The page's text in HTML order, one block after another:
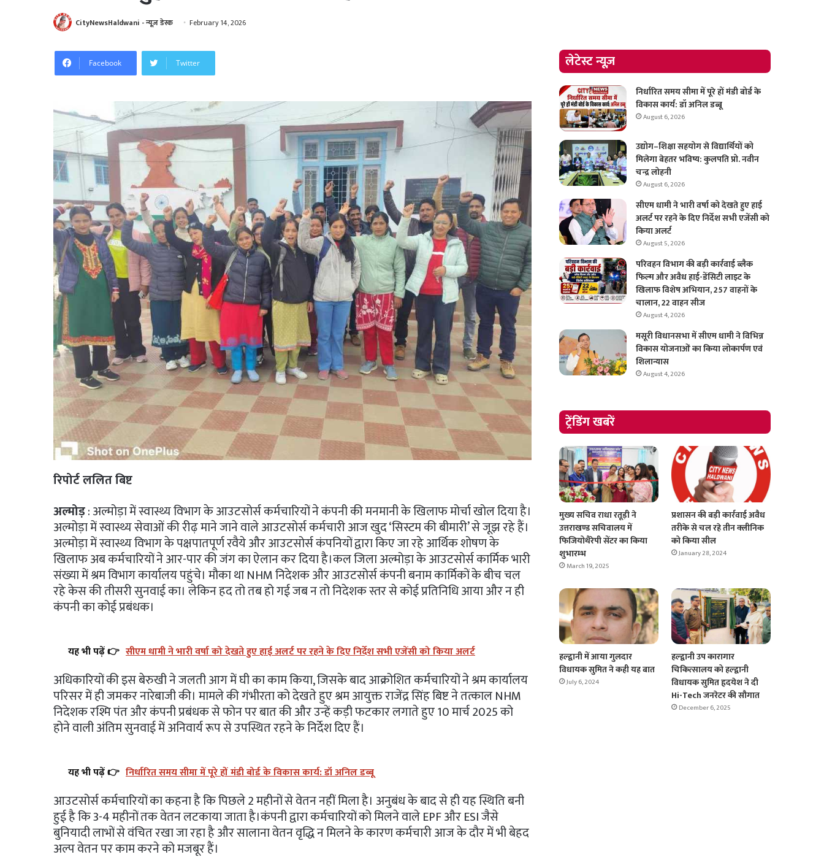
CityNewsHaldwani - न्यूज़ डेस्क February 14, 2026
Facebook Twitter
रिपोर्ट ललित बिष्ट
अल्मोड़: अल्मोड़ा में स्वास्थ्य विभाग के आउटसोर्स कर्मचारियों ने कंपनी की मनमानी के खिलाफ मोर्चा खोल दिया है।​
अल्मोड़ा में स्वास्थ्य सेवाओं की रीढ़ माने जाने वाले आउटसोर्स कर्मचारी आज खुद ‘सिस्टम की बीमारी’ से जूझ रहे हैं।
अल्मोड़ा में स्वास्थ्य विभाग के पक्षपातपूर्ण रवैये और आउटसोर्स कंपनियों द्वारा किए जा रहे आर्थिक शोषण के
खिलाफ अब कर्मचारियों ने आर-पार की जंग का ऐलान कर दिया है।​कल जिला अल्मोड़ा के आउटसोर्स कार्मिक भारी
संख्या में श्रम विभाग कार्यालय पहुंचे। मौका था NHM निदेशक और आउटसोर्स कंपनी बनाम कार्मिकों के बीच चल
रहे केस की तीसरी सुनवाई का। लेकिन हद तो तब हो गई जब न तो निदेशक स्तर से कोई प्रतिनिधि आया और न ही
कंपनी का कोई प्रबंधक।​
यह भी पढ़ें 👉 सीएम धामी ने भारी वर्षा को देखते हुए हाई अलर्ट पर रहने के दिए निर्देश सभी एजेंसी को किया अलर्ट
अधिकारियों की इस बेरुखी ने जलती आग में घी का काम किया, जिसके बाद आक्रोशित कर्मचारियों ने श्रम कार्यालय
परिसर में ही जमकर नारेबाजी की। मामले की गंभीरता को देखते हुए श्रम आयुक्त राजेंद्र सिंह बिष्ट ने तत्काल NHM
निदेशक रश्मि पंत और कंपनी प्रबंधक से फोन पर बात की और उन्हें कड़ी फटकार लगाते हुए 10 मार्च 2025 को
होने वाली अंतिम सुनवाई में अनिवार्य रूप से उपस्थित रहने के निर्देश दिए हैं।
यह भी पढ़ें 👉 निर्धारित समय सीमा में पूरे हों मंडी बोर्ड के विकास कार्य: डॉ अनिल डब्बू
आउटसोर्स कर्मचारियों का कहना है कि पिछले 2 महीनों से वेतन नहीं मिला है। अनुबंध के बाद से ही यह स्थिति बनी
हुई है कि 3-4 महीनों तक वेतन लटकाया जाता है।​कंपनी द्वारा कर्मचारियों को मिलने वाले EPF और ESI जैसे
बुनियादी लाभों से वंचित रखा जा रहा है और सालाना वेतन वृद्धि न मिलने के कारण कर्मचारी आज के दौर में भी बेहद
अल्प वेतन पर काम करने को मजबूर हैं।
लेटेस्ट न्यूज़
निर्धारित समय सीमा में पूरे हों मंडी बोर्ड के
विकास कार्य: डॉ अनिल डब्बू
August 6, 2026
उद्योग–शिक्षा सहयोग से विद्यार्थियों को
मिलेगा बेहतर भविष्य: कुलपति प्रो. नवीन
चन्द्र लोहनी
August 6, 2026
सीएम धामी ने भारी वर्षा को देखते हुए हाई
अलर्ट पर रहने के दिए निर्देश सभी एजेंसी को
किया अलर्ट
August 5, 2026
परिवहन विभाग की बड़ी कार्रवाई ब्लैक
फिल्म और अवैध हाई-डेंसिटी लाइट के
खिलाफ विशेष अभियान, 257 वाहनों के
चालान, 22 वाहन सीज
August 4, 2026
मसूरी विधानसभा में सीएम धामी ने विभिन्न
विकास योजनाओं का किया लोकार्पण एवं
शिलान्यास
August 4, 2026
ट्रेंडिंग खबरें
मुख्य सचिव राधा रतूड़ी ने
उत्तराखण्ड सचिवालय में
फिजियोथैरेपी सेंटर का किया
शुभारम्भ
March 19, 2025
प्रशासन की बड़ी कार्रवाई अवैध
तरीके से चल रहे तीन क्लीनिक
को किया सील
January 28, 2024
हल्द्वानी में आया गुलदार
विधायक सुमित ने कही यह बात
July 6, 2024
हल्द्वानी उप कारागार
चिकित्सालय को हल्द्वानी
विधायक सुमित हृदयेश ने दी
Hi-Tech जनरेटर की सौगात
December 6, 2025